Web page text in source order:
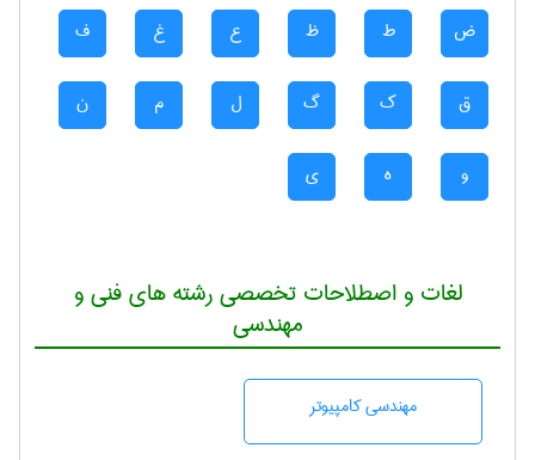
ض ط ظ ع غ ف
ق ک گ ل م ن
و ه ی
لغات و اصطلاحات تخصصی رشته های فنی و
مهندسی
مهندسی كامپيوتر